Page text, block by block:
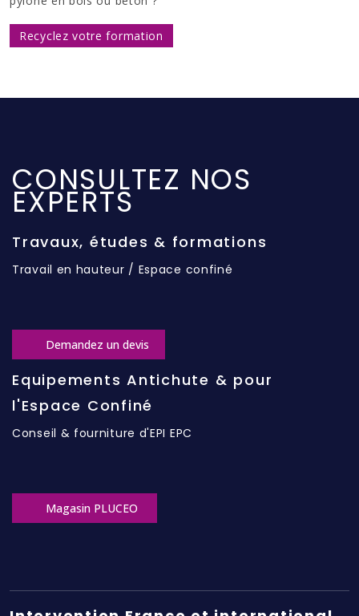
Recyclez votre formation
CONSULTEZ NOS
EXPERTS
Travaux, études & formations
Travail en hauteur / Espace confiné
Demandez un devis
Equipements Antichute & pour
l'Espace Confiné
Conseil & fourniture d'EPI EPC
Magasin PLUCEO